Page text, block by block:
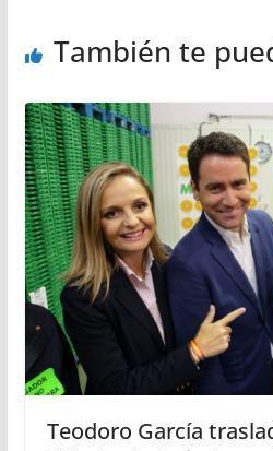
También te
Teodoro García